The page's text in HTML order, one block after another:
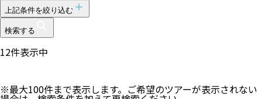
上記条件を絞り込む
検索する
12件表示中
※最大100件まで表示します。ご希望のツアーが表示されない